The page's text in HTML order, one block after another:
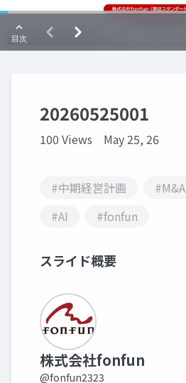
20260525001
100 Views May 25, 26
#中期経営計画 #M&A
#AI
#fonfun
スライド概要
株式会社fonfun
@fonfun2323